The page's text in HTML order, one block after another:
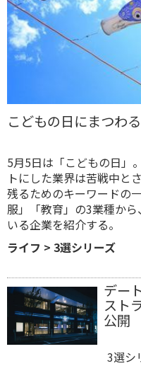
こどもの日にまつわ
5月5日は「こどもの日」
トにした業界は苦戦中と
残るためのキーワードの
服」「教育」の3業種か
いる企業を紹介する。
ライフ > 3選シリーズ
デー
スト
公開
3選シ